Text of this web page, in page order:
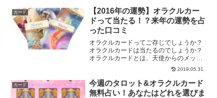
カード
【2016年の運勢】オラクルカー
ドって当たる！？来年の運勢を占
った口コミ
オラクルカードってご存じでしょうか？
オラクルカードは当たるのでしょうか？
オラクルカードとは、天使からのメッセ
ージが頂けるカードです。タロットカー
ドとオラクルカードの違い、そしてオラ
クルカードで得られた天使からのメッセ
ージの口コミです。
2019.05.31
カード
今週のタロット&オラクルカード
無料占い！あなたはどれを選びま